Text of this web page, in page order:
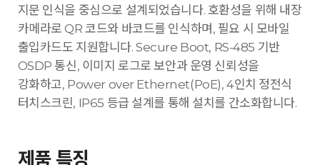
지문 인식을 중심으로 설계되었습니다. 호환성을 위해 내장
카메라로 QR 코드와 바코드를 인식하며, 필요 시 모바일
출입카드도 지원합니다. Secure Boot, RS-485 기반
OSDP 통신, 이미지 로그로 보안과 운영 신뢰성을
강화하고, Power over Ethernet(PoE), 4인치 정전식
터치스크린, IP65 등급 설계를 통해 설치를 간소화합니다.
제품 특징